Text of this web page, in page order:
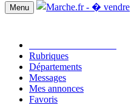
Menu
Rubriques
Départements
Messages
Mes annonces
Favoris